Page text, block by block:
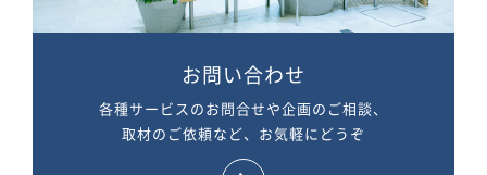
お問い合わせ
各種サービスのお問合せや企画のご相談、
取材のご依頼など、お気軽にどうぞ